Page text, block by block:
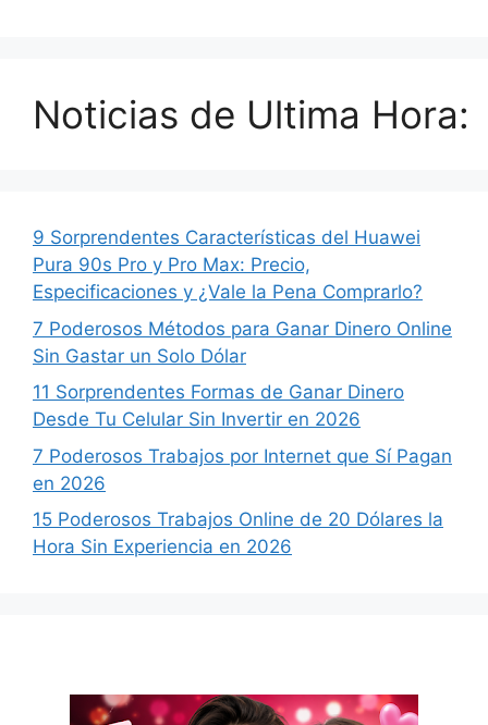
Noticias de Ultima Hora:
9 Sorprendentes Características del Huawei
Pura 90s Pro y Pro Max: Precio,
Especificaciones y ¿Vale la Pena Comprarlo?
7 Poderosos Métodos para Ganar Dinero Online
Sin Gastar un Solo Dólar
11 Sorprendentes Formas de Ganar Dinero
Desde Tu Celular Sin Invertir en 2026
7 Poderosos Trabajos por Internet que Sí Pagan
en 2026
15 Poderosos Trabajos Online de 20 Dólares la
Hora Sin Experiencia en 2026